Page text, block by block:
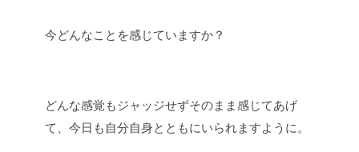
今どんなことを感じていますか？
どんな感覚もジャッジせずそのまま感じてあげ
て、今日も自分自身とともにいられますように。